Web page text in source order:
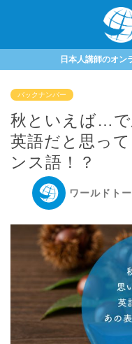
日本人講師のオン
バックナンバー
秋といえば…で
英語だと思っ
ンス語！？
ワールドト